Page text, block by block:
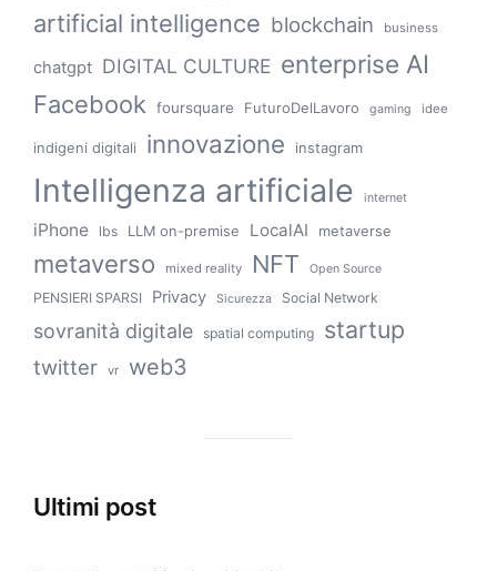
artificial intelligence blockchain business
chatgpt DIGITAL CULTURE enterprise AI
Facebook foursquare FuturoDelLavoro gaming idee
indigeni digitali innovazione instagram
Intelligenza artificiale internet
iPhone lbs LLM on-premise LocalAI metaverse
metaverso mixed reality NFT Open Source
PENSIERI SPARSI Privacy Sicurezza Social Network
sovranità digitale spatial computing startup
twitter vr web3
Ultimi post